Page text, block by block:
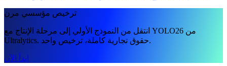
ترخيص مؤسسي مرن
انتقل من النموذج الأولي إلى مرحلة الإنتاج مع YOLO26 من
Ultralytics. حقوق تجارية كاملة، ترخيص واحد.
ابدأ الآن